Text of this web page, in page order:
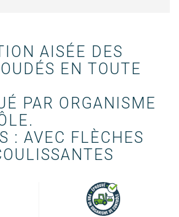
AISÉE DES
EN TOUTE
PAR ORGANISME
: AVEC FLÈCHES